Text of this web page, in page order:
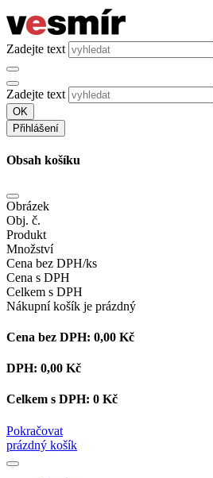
Zadejte text
Zadejte text
OK
Přihlášení
Obsah košíku
Obrázek
Obj. č.
Produkt
Množství
Cena bez DPH/ks
Cena s DPH
Celkem s DPH
Nákupní košík je prázdný
Cena bez DPH: 0,00 Kč
DPH: 0,00 Kč
Celkem s DPH: 0 Kč
Pokračovat
prázdný košík